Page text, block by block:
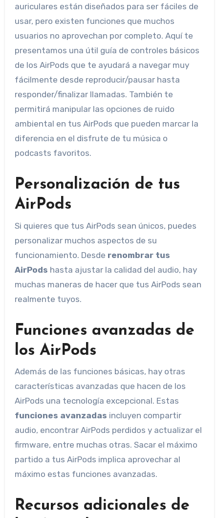
auriculares están diseñados para ser fáciles de
usar, pero existen funciones que muchos
usuarios no aprovechan por completo. Aquí te
presentamos una útil guía de controles básicos
de los AirPods que te ayudará a navegar muy
fácilmente desde reproducir/pausar hasta
responder/finalizar llamadas. También te
permitirá manipular las opciones de ruido
ambiental en tus AirPods que pueden marcar la
diferencia en el disfrute de tu música o
podcasts favoritos.
Personalización de tus
AirPods
Si quieres que tus AirPods sean únicos, puedes
personalizar muchos aspectos de su
funcionamiento. Desde renombrar tus
AirPods hasta ajustar la calidad del audio, hay
muchas maneras de hacer que tus AirPods sean
realmente tuyos.
Funciones avanzadas de
los AirPods
Además de las funciones básicas, hay otras
características avanzadas que hacen de los
AirPods una tecnología excepcional. Estas
funciones avanzadas incluyen compartir
audio, encontrar AirPods perdidos y actualizar el
firmware, entre muchas otras. Sacar el máximo
partido a tus AirPods implica aprovechar al
máximo estas funciones avanzadas.
Recursos adicionales de